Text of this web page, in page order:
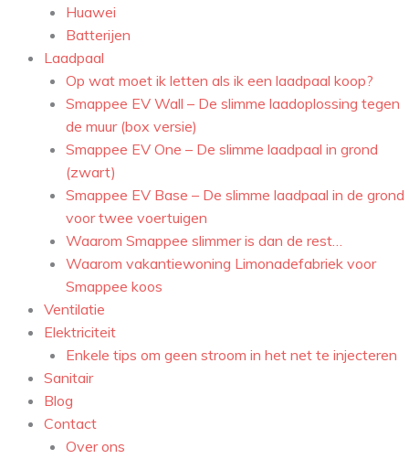
Huawei
Batterijen
Laadpaal
Op wat moet ik letten als ik een laadpaal koop?
Smappee EV Wall – De slimme laadoplossing tegen
de muur (box versie)
Smappee EV One – De slimme laadpaal in grond
(zwart)
Smappee EV Base – De slimme laadpaal in de grond
voor twee voertuigen
Waarom Smappee slimmer is dan de rest…
Waarom vakantiewoning Limonadefabriek voor
Smappee koos
Ventilatie
Elektriciteit
Enkele tips om geen stroom in het net te injecteren
Sanitair
Blog
Contact
Over ons